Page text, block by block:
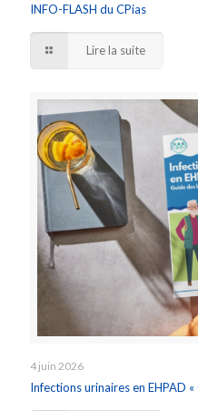
INFO-FLASH du CPias
Lire la suite
4 juin 2026
Infections urinaires en EHPAD